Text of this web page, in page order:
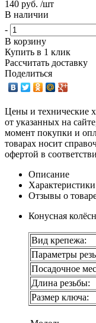
140 руб. /шт
В наличии
-
В корзину
Купить в 1 клик
Рассчитать доставку
Поделиться
Цены и технические
от указанных на
момент покупки и
товарах носит
офертой в
Описание
Характеристики
Отзывы о
Конусная
Вид крепежа:
Параметры
Посадочное
Длина резьбы:
Размер ключа: